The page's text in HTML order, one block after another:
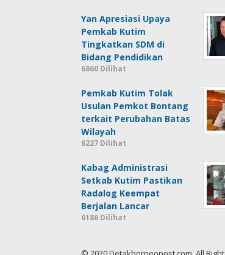
Yan Apresiasi Upaya
Pemkab Kutim
Tingkatkan SDM di
Bidang Pendidikan
6860 Dilihat
Pemkab Kutim Tolak
Usulan Pemkot Bontang
terkait Perubahan Batas
Wilayah
6227 Dilihat
Kabag Administrasi
Setkab Kutim Pastikan
Radalog Keempat
Berjalan Lancar
6186 Dilihat